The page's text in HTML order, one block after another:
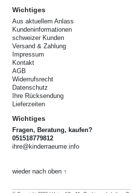
Wichtiges
Aus aktuellem Anlass
Kundeninformationen
schweizer Kunden
Versand & Zahlung
Impressum
Kontakt
AGB
Widerrufsrecht
Datenschutz
Ihre Rücksendung
Lieferzeiten
Wichtiges
Fragen, Beratung, kaufen?
051518779812
ihre@kinderraeume.info
wieder nach oben ↑